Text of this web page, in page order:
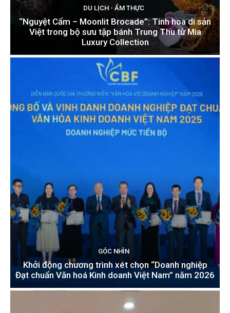
DU LỊCH - ẨM THỰC
“Nguyệt Cẩm – Moonlit Brocade”: Tinh hoa di sản
Việt trong bộ sưu tập bánh Trung Thu từ Mia
Luxury Collection
GÓC NHÌN
Khởi động chương trình xét chọn “Doanh nghiệp
Đạt chuẩn Văn hoá Kinh doanh Việt Nam” năm 2026